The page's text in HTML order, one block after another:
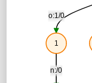
o:1/0
n:/0
1